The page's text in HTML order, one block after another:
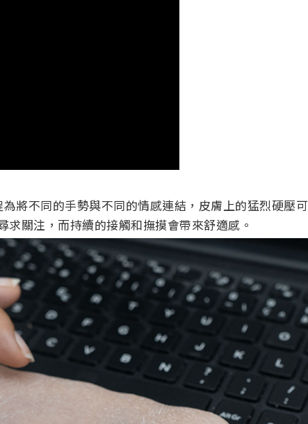
為將不同的手勢與不同的情感連結，皮膚上的猛烈硬壓可
關注，而持續的接觸和撫摸會帶來舒適感。